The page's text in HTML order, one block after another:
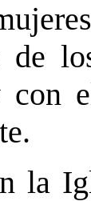
de
con
la